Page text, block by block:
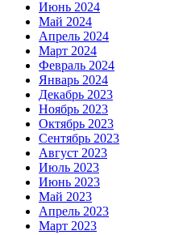
Июнь 2024
Май 2024
Апрель 2024
Март 2024
Февраль 2024
Январь 2024
Декабрь 2023
Ноябрь 2023
Октябрь 2023
Сентябрь 2023
Август 2023
Июль 2023
Июнь 2023
Май 2023
Апрель 2023
Март 2023